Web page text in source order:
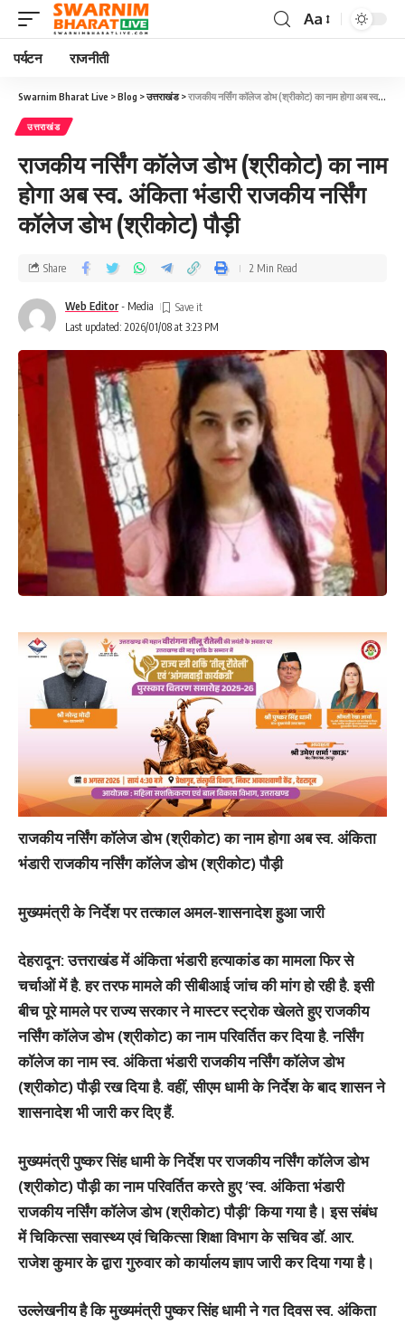
Aa
पर्यटन राजनीती
Swarnim Bharat Live >Blog >उत्तराखंड>राजकीय नर्सिंग कॉलेज डोभ (श्रीकोट) का नाम होगा अब स्व. अंकिता भंडारी राजकीय नर्सिंग कॉलेज डोभ (श्रीकोट) पौड़ी
उत्तराखंड
राजकीय नर्सिंग कॉलेज डोभ (श्रीकोट) का नाम
होगा अब स्व. अंकिता भंडारी राजकीय नर्सिंग
कॉलेज डोभ (श्रीकोट) पौड़ी
Last updated: 2026/01/08 at 3:23 PM
Web Editor - Media
Share 2 Min Read
राजकीय नर्सिंग कॉलेज डोभ (श्रीकोट) का नाम होगा अब स्व. अंकिता
भंडारी राजकीय नर्सिंग कॉलेज डोभ (श्रीकोट) पौड़ी
मुख्यमंत्री के निर्देश पर तत्काल अमल-शासनादेश हुआ जारी
देहरादून:उत्तराखंड में अंकिता भंडारी हत्याकांड का मामला फिर से
चर्चाओं में है. हर तरफ मामले की सीबीआई जांच की मांग हो रही है. इसी
बीच पूरे मामले पर राज्य सरकार ने मास्टर स्ट्रोक खेलते हुए राजकीय
नर्सिंग कॉलेज डोभ (श्रीकोट) का नाम परिवर्तित कर दिया है. नर्सिंग
कॉलेज का नामस्व. अंकिता भंडारी राजकीय नर्सिंग कॉलेज डोभ
(श्रीकोट) पौड़ीरख दिया है. वहीं, सीएम धामी के निर्देश के बाद शासन ने
शासनादेश भी जारी कर दिए हैं.
मुख्यमंत्री पुष्कर सिंह धामी के निर्देश पर राजकीय नर्सिंग कॉलेज डोभ
(श्रीकोट) पौड़ी का नाम परिवर्तित करते हुए ‘स्व. अंकिता भंडारी
राजकीय नर्सिंग कॉलेज डोभ (श्रीकोट) पौड़ी‘ किया गया है। इस संबंध
में चिकित्सा सवास्थ्य एवं चिकित्सा शिक्षा विभाग के सचिव डॉ. आर.
राजेश कुमार के द्वारा गुरुवार को कार्यालय ज्ञाप जारी कर दिया गया है।
उल्लेखनीय है कि मुख्यमंत्री पुष्कर सिंह धामी ने गत दिवस स्व. अंकिता